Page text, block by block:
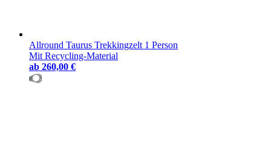
Allround Taurus Trekkingzelt 1 Person
Mit Recycling-Material
ab 260,00 €